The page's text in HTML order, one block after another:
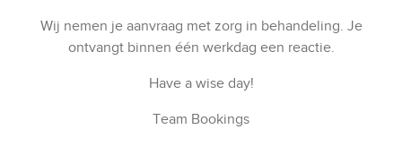
Wij nemen je aanvraag met zorg in behandeling. Je
ontvangt binnen één werkdag een reactie.
Have a wise day!
Team Bookings